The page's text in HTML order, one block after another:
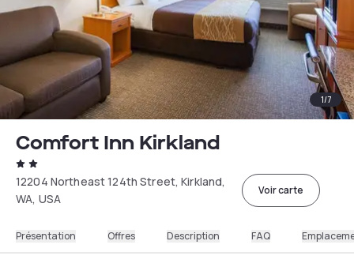
1/7
Comfort Inn Kirkland
12204 Northeast 124th Street, Kirkland,
WA, USA
Voir carte
Présentation Offres Description FAQ